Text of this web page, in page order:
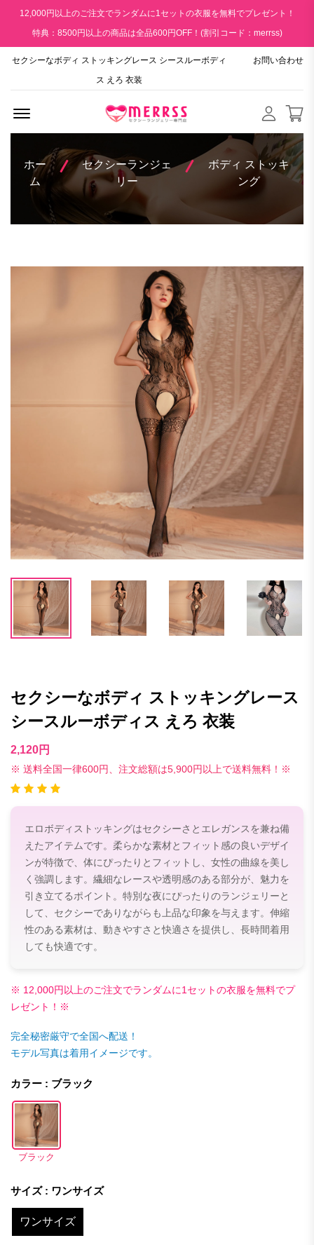
12,000円以上のご注文でランダムに1セットの衣服を無料でプレゼント！
特典：8500円以上の商品は全品600円OFF！(割引コード：merrss)
セクシーなボディ ストッキングレース シースルーボディ
ス えろ 衣装
お問い合わせ
ホー
ム
セクシーランジェ
リー
ボディ ストッキ
ング
セクシーなボディ ストッキングレース
シースルーボディス えろ 衣装
2,120円
※ 送料全国一律600円、注文総額は5,900円以上で送料無料！※
エロボディストッキングはセクシーさとエレガンスを兼ね備
えたアイテムです。柔らかな素材とフィット感の良いデザイ
ンが特徴で、体にぴったりとフィットし、女性の曲線を美し
く強調します。繊細なレースや透明感のある部分が、魅力を
引き立てるポイント。特別な夜にぴったりのランジェリーと
して、セクシーでありながらも上品な印象を与えます。伸縮
性のある素材は、動きやすさと快適さを提供し、長時間着用
しても快適です。
※ 12,000円以上のご注文でランダムに1セットの衣服を無料でプ
レゼント！※
完全秘密厳守で全国へ配送！
モデル写真は着用イメージです。
カラー : ブラック
ブラック
サイズ : ワンサイズ
ワンサイズ